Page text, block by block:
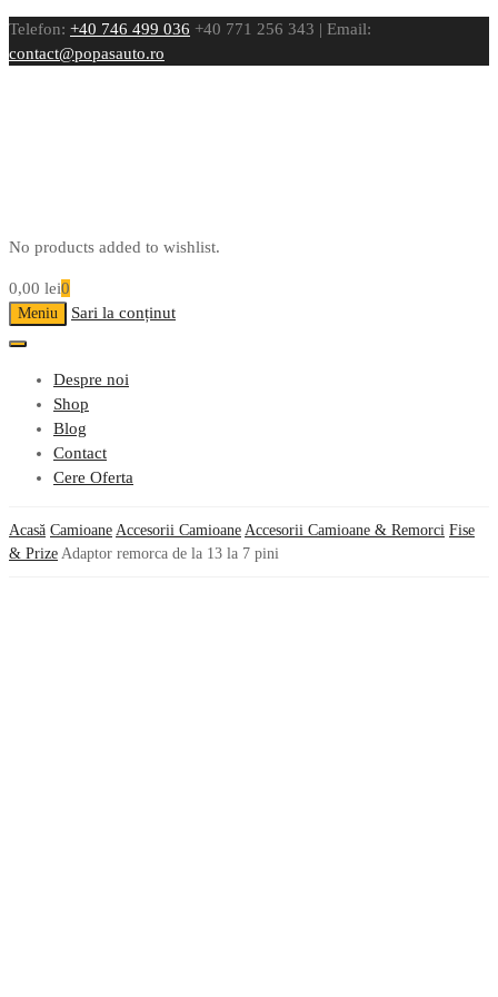
Telefon: +40 746 499 036 +40 771 256 343 | Email:
contact@popasauto.ro
No products added to wishlist.
0,00 lei0
Meniu Sari la conținut
Despre noi
Shop
Blog
Contact
Cere Oferta
Acasă Camioane Accesorii Camioane Accesorii Camioane & Remorci Fise
& Prize Adaptor remorca de la 13 la 7 pini